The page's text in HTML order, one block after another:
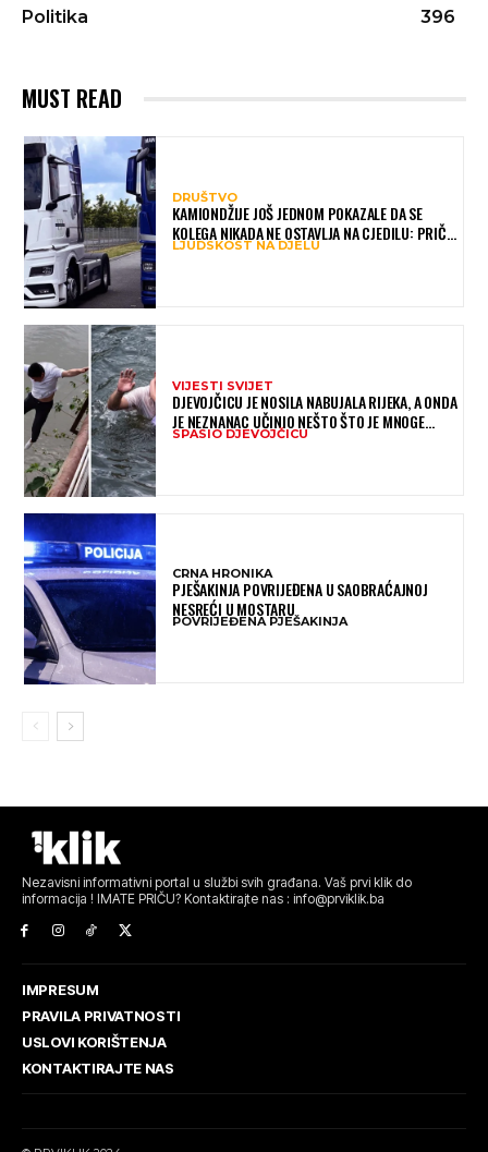
Politika
396
MUST READ
DRUŠTVO
KAMIONDŽIJE JOŠ JEDNOM POKAZALE DA SE
KOLEGA NIKADA NE OSTAVLJA NA CJEDILU: PRIČA
IZ HAMBURGA DIRNULA MNOGE
LJUDSKOST NA DJELU
VIJESTI SVIJET
DJEVOJČICU JE NOSILA NABUJALA RIJEKA, A ONDA
JE NEZNANAC UČINIO NEŠTO ŠTO JE MNOGE
OSTAVILO BEZ RIJEČI
SPASIO DJEVOJČICU
CRNA HRONIKA
PJEŠAKINJA POVRIJEĐENA U SAOBRAĆAJNOJ
NESREĆI U MOSTARU
POVRIJEĐENA PJEŠAKINJA
Nezavisni informativni portal u službi svih građana. Vaš prvi klik do
informacija ! IMATE PRIČU? Kontaktirajte nas : info@prviklik.ba
IMPRESUM
PRAVILA PRIVATNOSTI
USLOVI KORIŠTENJA
KONTAKTIRAJTE NAS